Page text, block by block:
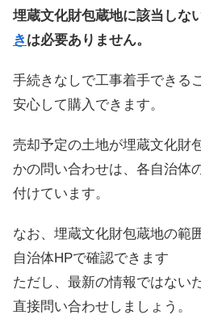
埋蔵文化財包蔵地に該当しな
き は必要ありません。
手続きなしで工事着手できる
安心して購入できます。
売却予定の土地が埋蔵文化財
かの問い合わせは、各自治体
付けています。
なお、埋蔵文化財包蔵地の範
自治体HPで確認できます
ただし、最新の情報ではない
直接問い合わせしましょう。